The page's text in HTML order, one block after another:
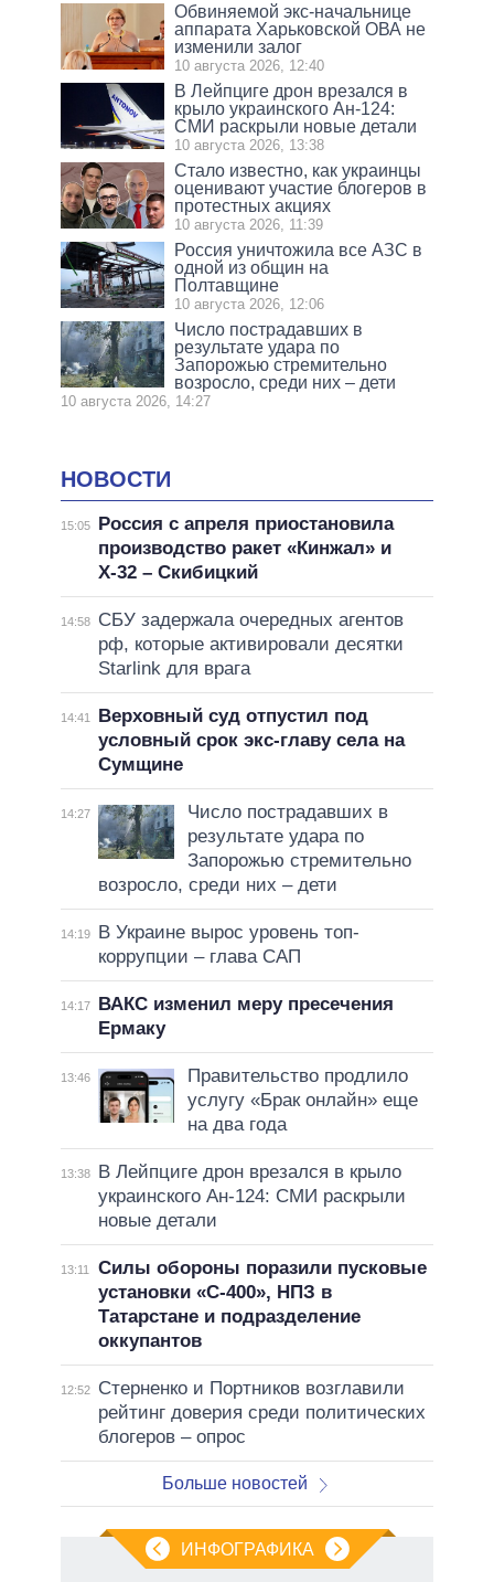
Обвиняемой экс-начальнице
аппарата Харьковской ОВА не
изменили залог
10 августа 2026, 12:40
В Лейпциге дрон врезался в
крыло украинского Ан-124:
СМИ раскрыли новые детали
10 августа 2026, 13:38
Стало известно, как украинцы
оценивают участие блогеров в
протестных акциях
10 августа 2026, 11:39
Россия уничтожила все АЗС в
одной из общин на
Полтавщине
10 августа 2026, 12:06
Число пострадавших в
результате удара по
Запорожью стремительно
возросло, среди них – дети
10 августа 2026, 14:27
НОВОСТИ
15:05
Россия с апреля приостановила
производство ракет «Кинжал» и
Х-32 – Скибицкий
14:58
СБУ задержала очередных агентов
рф, которые активировали десятки
Starlink для врага
14:41
Верховный суд отпустил под
условный срок экс-главу села на
Сумщине
14:27
Число пострадавших в
результате удара по
Запорожью стремительно
возросло, среди них – дети
14:19
В Украине вырос уровень топ-
коррупции – глава САП
14:17
ВАКС изменил меру пресечения
Ермаку
13:46
Правительство продлило
услугу «Брак онлайн» еще
на два года
13:38
В Лейпциге дрон врезался в крыло
украинского Ан-124: СМИ раскрыли
новые детали
13:11
Силы обороны поразили пусковые
установки «С-400», НПЗ в
Татарстане и подразделение
оккупантов
12:52
Стерненко и Портников возглавили
рейтинг доверия среди политических
блогеров – опрос
Больше новостей
ИНФОГРАФИКА